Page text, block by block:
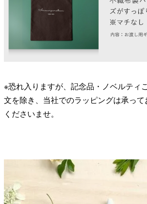
※恐れ入りますが、記念品・ノベルティ
文を除き、当社でのラッピングは承っ
くださいませ。